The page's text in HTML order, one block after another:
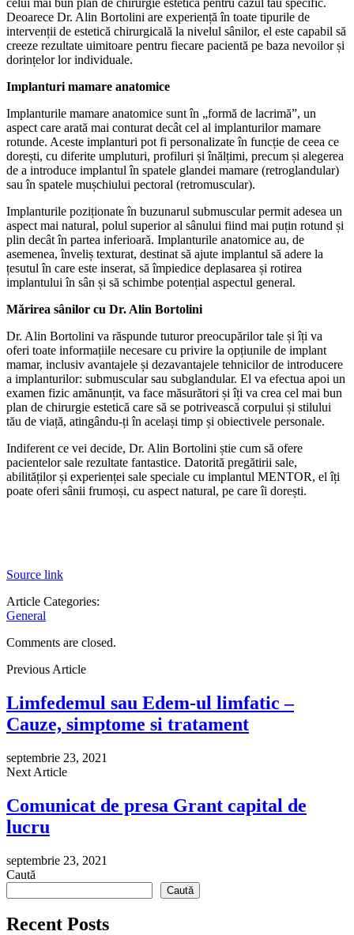
Deoarece Dr. Alin Bortolini are experiență în toate tipurile de
intervenții de estetică chirurgicală la nivelul sânilor, el este capabil să
creeze rezultate uimitoare pentru fiecare pacientă pe baza nevoilor și
dorințelor lor individuale.
Implanturi mamare anatomice
Implanturile mamare anatomice sunt în „formă de lacrimă”, un
aspect care arată mai conturat decât cel al implanturilor mamare
rotunde. Aceste implanturi pot fi personalizate în funcție de ceea ce
dorești, cu diferite umpluturi, profiluri și înălțimi, precum și alegerea
de a introduce implantul în spatele glandei mamare (retroglandular)
sau în spatele mușchiului pectoral (retromuscular).
Implanturile poziționate în buzunarul submuscular permit adesea un
aspect mai natural, polul superior al sânului fiind mai puțin rotund și
plin decât în partea inferioară. Implanturile anatomice au, de
asemenea, înveliș texturat, destinat să ajute implantul să adere la
țesutul în care este inserat, să împiedice deplasarea și rotirea
implantului în sân și să schimbe potențial aspectul general.
Mărirea sânilor cu Dr. Alin Bortolini
Dr. Alin Bortolini va răspunde tuturor preocupărilor tale și îți va
oferi toate informațiile necesare cu privire la opțiunile de implant
mamar, inclusiv avantajele și dezavantajele tehnicilor de introducere
a implanturilor: submuscular sau subglandular. El va efectua apoi un
examen fizic amănunțit, va face măsurători și îți va crea cel mai bun
plan de chirurgie estetică care să se potrivească corpului și stilului
tău de viață, atingându-ți în același timp și obiectivele personale.
Indiferent ce vei decide, Dr. Alin Bortolini știe cum să ofere
pacientelor sale rezultate fantastice. Datorită pregătirii sale,
abilităților și experienței sale speciale cu implantul MENTOR, el îți
poate oferi sânii frumoși, cu aspect natural, pe care îi dorești.
Source link
Article Categories:
General
Comments are closed.
Previous Article
Limfedemul sau Edem-ul limfatic –
Cauze, simptome si tratament
septembrie 23, 2021
Next Article
Comunicat de presa Grant capital de
lucru
septembrie 23, 2021
Caută
Caută
Recent Posts